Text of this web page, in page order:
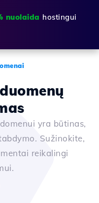
nuolaida hostingui
yra būtinas,
Sužinokite,
reikalingi